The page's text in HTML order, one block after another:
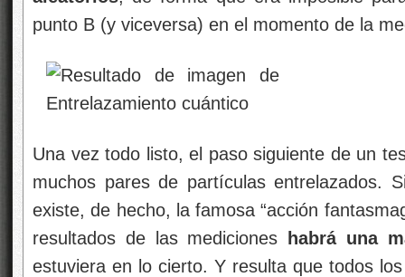
punto B (y viceversa) en el momento de la
Una vez todo listo, el paso siguiente de un
muchos pares de partículas entrelazados.
existe, de hecho, la famosa “acción
resultados de las mediciones
habrá una
estuviera en lo cierto. Y resulta que todos